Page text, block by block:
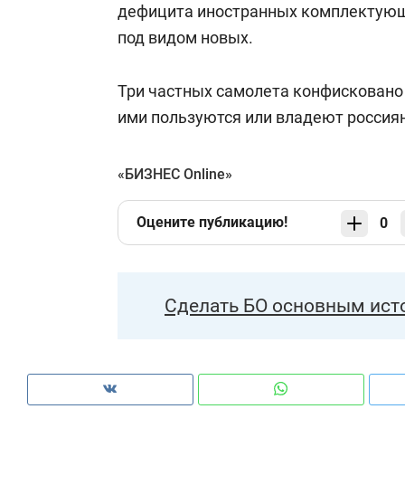
дефицита иностранных
под видом новых.
Три частных самолета
ими пользуются или владеют
«БИЗНЕС Online»
Оцените публикацию! 0
Сделать БО основным